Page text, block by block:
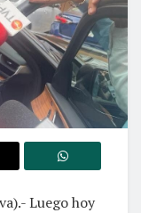
Luego hoy